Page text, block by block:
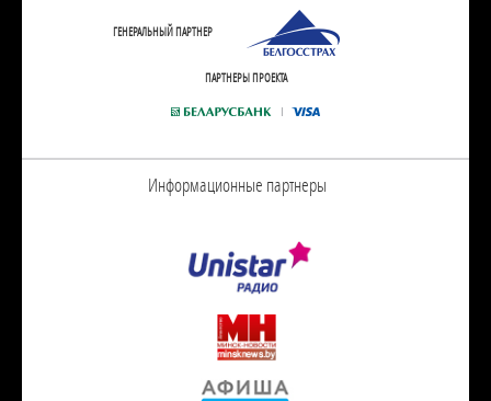
ГЕНЕРАЛЬНЫЙ ПАРТНЕР
ПАРТНЕРЫ ПРОЕКТА
Информационные партнеры